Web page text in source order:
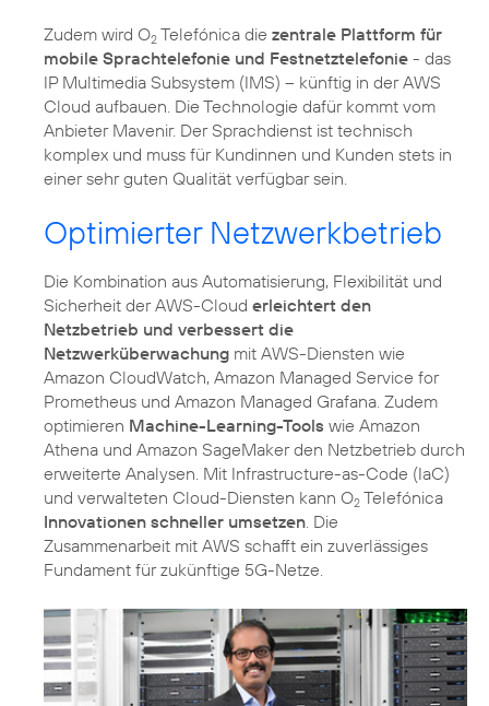
Zudem wird O2 Telefónica die zentrale Plattform für
mobile Sprachtelefonie und Festnetztelefonie - das
IP Multimedia Subsystem (IMS) – künftig in der AWS
Cloud aufbauen. Die Technologie dafür kommt vom
Anbieter Mavenir. Der Sprachdienst ist technisch
komplex und muss für Kundinnen und Kunden stets in
einer sehr guten Qualität verfügbar sein.
Optimierter Netzwerkbetrieb
Die Kombination aus Automatisierung, Flexibilität und
Sicherheit der AWS-Cloud erleichtert den
Netzbetrieb und verbessert die
Netzwerküberwachung mit AWS-Diensten wie
Amazon CloudWatch, Amazon Managed Service for
Prometheus und Amazon Managed Grafana. Zudem
optimieren Machine-Learning-Tools wie Amazon
Athena und Amazon SageMaker den Netzbetrieb durch
erweiterte Analysen. Mit Infrastructure-as-Code (IaC)
und verwalteten Cloud-Diensten kann O2 Telefónica
Innovationen schneller umsetzen . Die
Zusammenarbeit mit AWS schafft ein zuverlässiges
Fundament für zukünftige 5G-Netze.